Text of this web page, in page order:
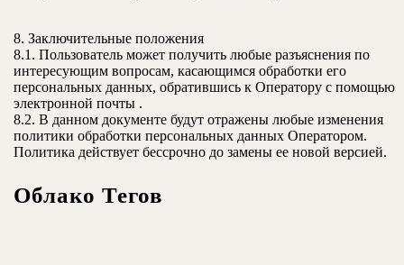
8. Заключительные положения
8.1. Пользователь может получить любые разъяснения по
интересующим вопросам, касающимся обработки его
персональных данных, обратившись к Оператору с помощью
электронной почты .
8.2. В данном документе будут отражены любые изменения
политики обработки персональных данных Оператором.
Политика действует бессрочно до замены ее новой версией.
Облако Тегов